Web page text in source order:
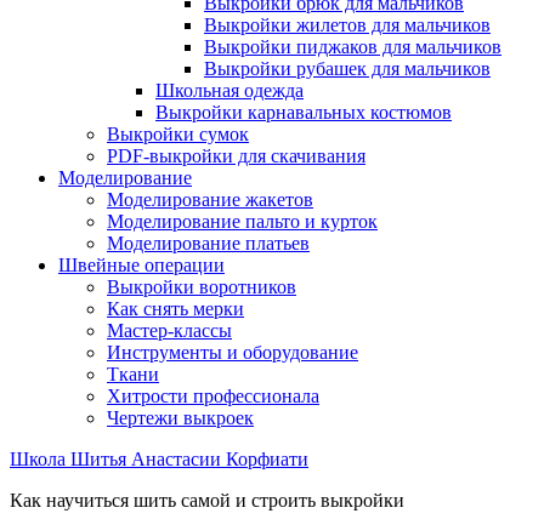
Выкройки жилетов для мальчиков
Выкройки пиджаков для мальчиков
Выкройки рубашек для мальчиков
Школьная одежда
Выкройки карнавальных костюмов
Выкройки сумок
PDF-выкройки для скачивания
Моделирование
Моделирование жакетов
Моделирование пальто и курток
Моделирование платьев
Швейные операции
Выкройки воротников
Как снять мерки
Мастер-классы
Инструменты и оборудование
Ткани
Хитрости профессионала
Чертежи выкроек
Школа Шитья Анастасии Корфиати
Как научиться шить самой и строить выкройки